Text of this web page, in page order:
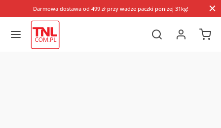
Darmowa dostawa od 499 zł przy wadze paczki poniżej 31kg!